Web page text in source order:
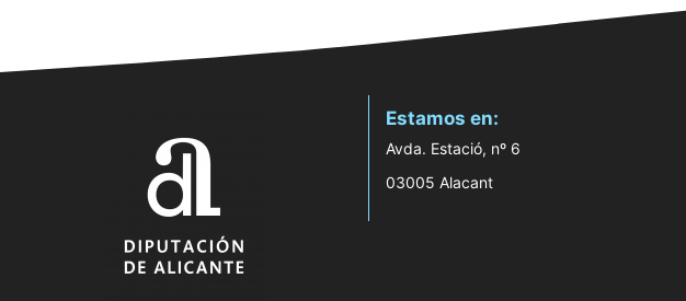
Estamos en:
Avda. Estació, nº 6
03005 Alacant